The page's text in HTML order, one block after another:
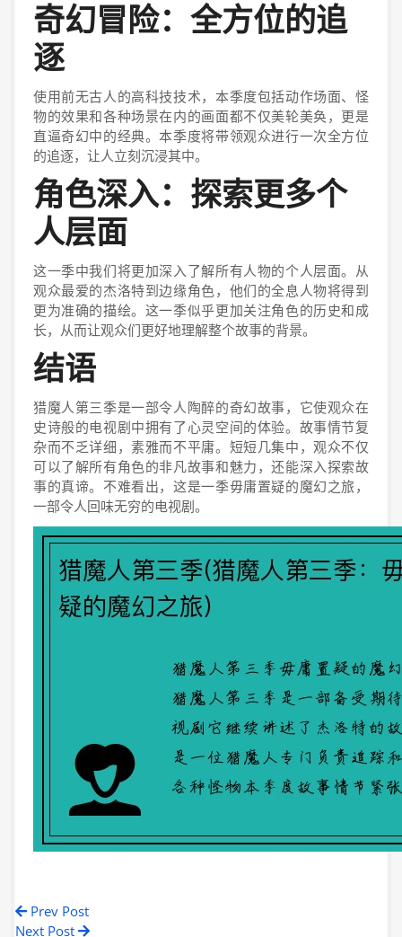
奇幻冒险：全方位的追
逐
使用前无古人的高科技技术，本季度包括动作场面、怪
物的效果和各种场景在内的画面都不仅美轮美奂，更是
直逼奇幻中的经典。本季度将带领观众进行一次全方位
的追逐，让人立刻沉浸其中。
角色深入：探索更多个
人层面
这一季中我们将更加深入了解所有人物的个人层面。从
观众最爱的杰洛特到边缘角色，他们的全息人物将得到
更为准确的描绘。这一季似乎更加关注角色的历史和成
长，从而让观众们更好地理解整个故事的背景。
结语
猎魔人第三季是一部令人陶醉的奇幻故事，它使观众在
史诗般的电视剧中拥有了心灵空间的体验。故事情节复
杂而不乏详细，素雅而不平庸。短短几集中，观众不仅
可以了解所有角色的非凡故事和魅力，还能深入探索故
事的真谛。不难看出，这是一季毋庸置疑的魔幻之旅，
一部令人回味无穷的电视剧。
Prev Post
Next Post